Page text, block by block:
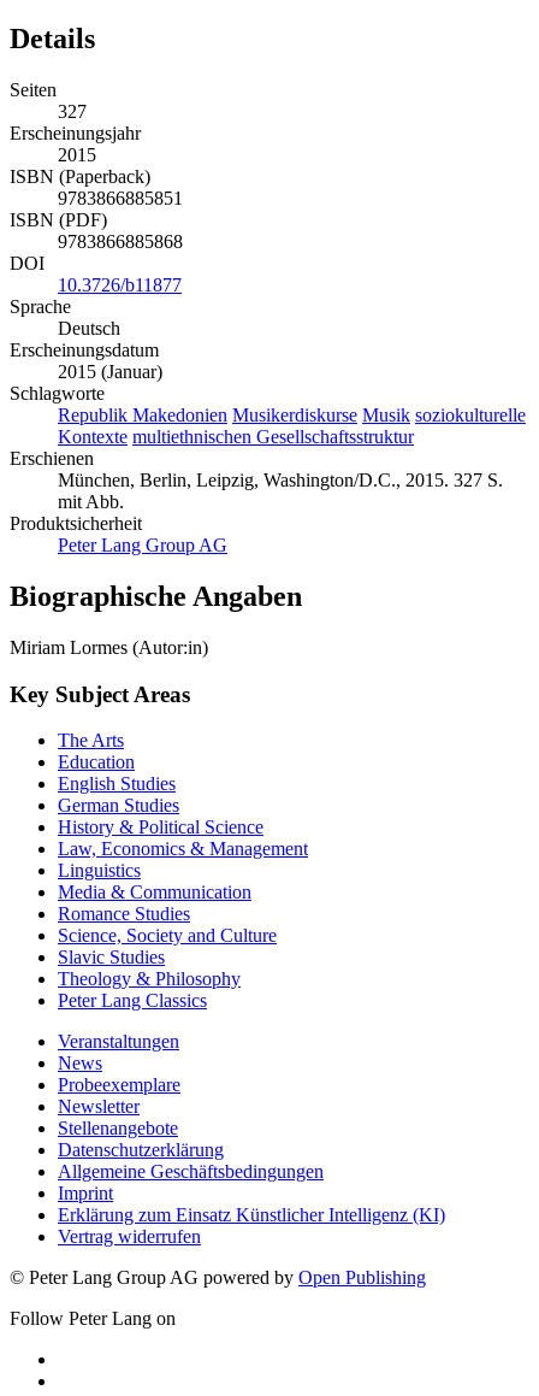
Details
Seiten
327
Erscheinungsjahr
2015
ISBN (Paperback)
9783866885851
ISBN (PDF)
9783866885868
DOI
10.3726/b11877
Sprache
Deutsch
Erscheinungsdatum
2015 (Januar)
Schlagworte
Republik Makedonien Musikerdiskurse Musik soziokulturelle
Kontexte multiethnischen Gesellschaftsstruktur
Erschienen
München, Berlin, Leipzig, Washington/D.C., 2015. 327 S.
mit Abb.
Produktsicherheit
Peter Lang Group AG
Biographische Angaben
Miriam Lormes (Autor:in)
Key Subject Areas
The Arts
Education
English Studies
German Studies
History & Political Science
Law, Economics & Management
Linguistics
Media & Communication
Romance Studies
Science, Society and Culture
Slavic Studies
Theology & Philosophy
Peter Lang Classics
Veranstaltungen
News
Probeexemplare
Newsletter
Stellenangebote
Datenschutzerklärung
Allgemeine Geschäftsbedingungen
Imprint
Erklärung zum Einsatz Künstlicher Intelligenz (KI)
Vertrag widerrufen
© Peter Lang Group AG powered by Open Publishing
Follow Peter Lang on